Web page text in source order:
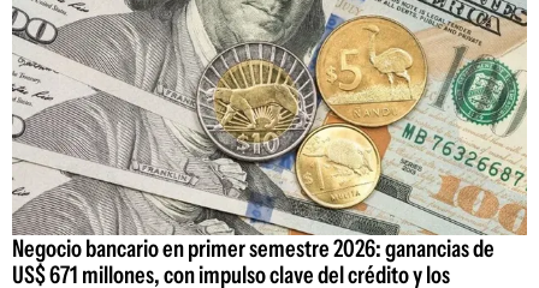
Negocio bancario en primer semestre 2026: ganancias de
US$ 671 millones, con impulso clave del crédito y los